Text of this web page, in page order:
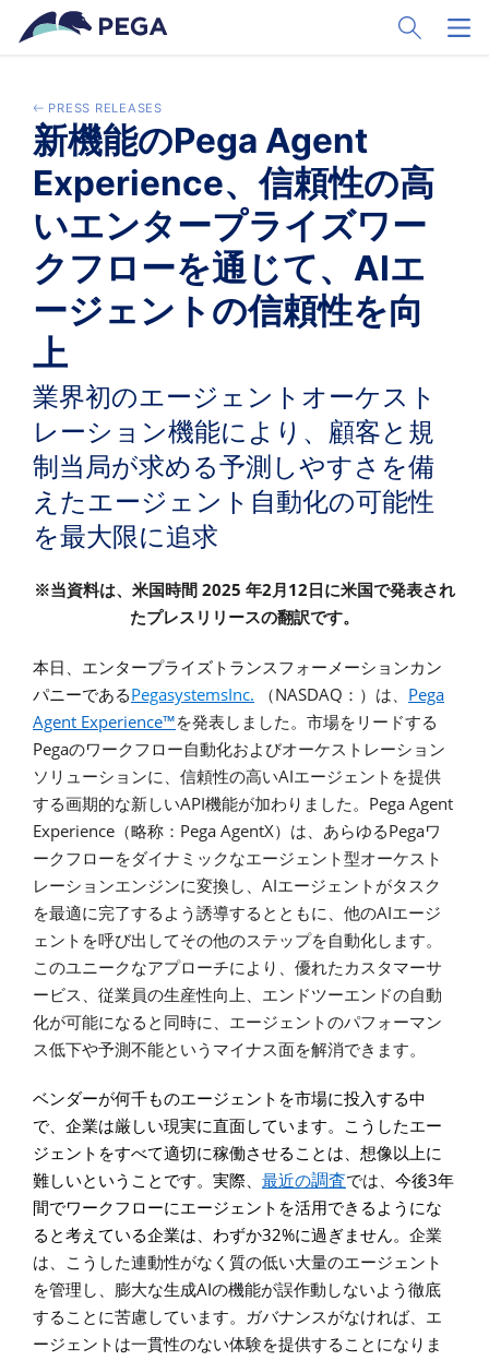
Passer directement au contenu principal
Toggle
PRESS RELEASES
新機能のPega Agent
Experience、信頼性の高
いエンタープライズワー
クフローを通じて、AIエ
ージェントの信頼性を向
上
業界初のエージェントオーケスト
レーション機能により、顧客と規
制当局が求める予測しやすさを備
えたエージェント自動化の可能性
を最大限に追求
※当資料は、米国時間 2025 年2月 12 日に米国で発表され
たプレスリリースの翻訳です。
本日、エンタープライズトランスフォーメーションカン
パニーであるPegasystemsInc. （NASDAQ ：）は、 Pega
Agent Experience™を発表しました。市場をリードする
Pegaのワークフロー自動化およびオーケストレーション
ソリューションに、信頼性の高いAIエージェントを提供
する画期的な新しいAPI機能が加わりました。 Pega Agent
Experience （略称： Pega AgentX）は、あらゆるPegaワ
ークフローをダイナミックなエージェント型オーケスト
レーションエンジンに変換し、 AIエージェントがタスク
を最適に完了するよう誘導するとともに、他のAIエージ
ェントを呼び出してその他のステップを自動化します。
このユニークなアプローチにより、優れたカスタマーサ
ービス、従業員の生産性向上、エンドツーエンドの自動
化が可能になると同時に、エージェントのパフォーマン
ス低下や予測不能というマイナス面を解消できます。
ベンダーが何千ものエージェントを市場に投入する中
で、企業は厳しい現実に直面しています。こうしたエー
ジェントをすべて適切に稼働させることは、想像以上に
難しいということです。実際、 最近の調査では、 今後3年
間でワークフローにエージェントを活用できるようにな
ると考えている企業は、わずか32%に過ぎません。 企業
は、こうした連動性がなく質の低い大量のエージェント
を管理し、膨大な生成AIの機能が誤作動しないよう徹底
することに苦慮しています。ガバナンスがなければ、エ
ージェントは一貫性のない体験を提供することになりま